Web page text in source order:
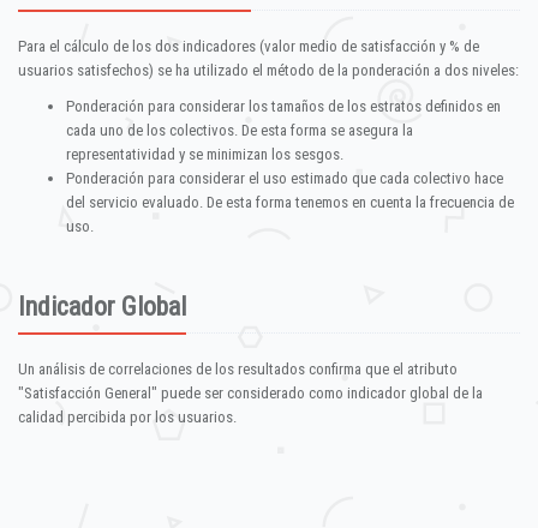
Para el cálculo de los dos indicadores (valor medio de satisfacción y % de
usuarios satisfechos) se ha utilizado el método de la ponderación a dos niveles:
Ponderación para considerar los tamaños de los estratos definidos en
cada uno de los colectivos. De esta forma se asegura la
representatividad y se minimizan los sesgos.
Ponderación para considerar el uso estimado que cada colectivo hace
del servicio evaluado. De esta forma tenemos en cuenta la frecuencia de
uso.
Indicador Global
Un análisis de correlaciones de los resultados confirma que el atributo
"Satisfacción General" puede ser considerado como indicador global de la
calidad percibida por los usuarios.